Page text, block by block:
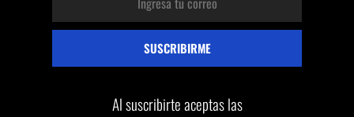
Al suscribirte aceptas las